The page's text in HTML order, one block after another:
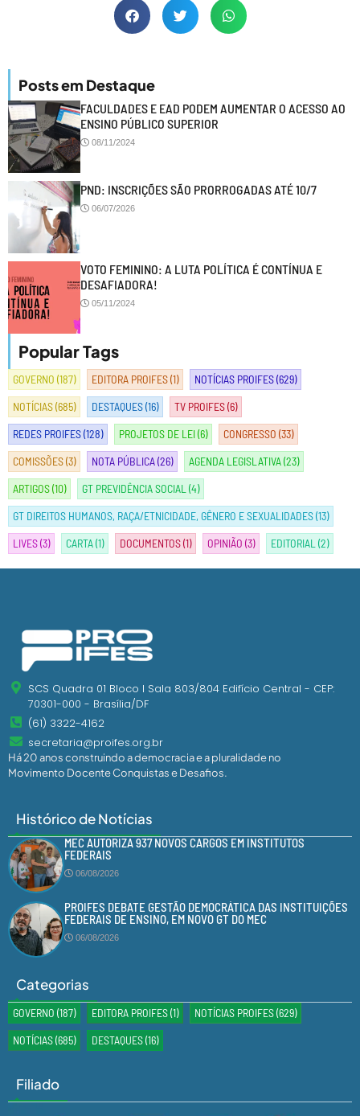
Posts em Destaque
FACULDADES E EAD PODEM AUMENTAR O ACESSO AO
ENSINO PÚBLICO SUPERIOR
08/11/2024
PND: INSCRIÇÕES SÃO PRORROGADAS ATÉ 10/7
06/07/2026
VOTO FEMININO: A LUTA POLÍTICA É CONTÍNUA E
DESAFIADORA!
05/11/2024
Popular Tags
GOVERNO (187) EDITORA PROIFES(1) NOTÍCIAS PROIFES(629)
NOTÍCIAS(685) DESTAQUES(16) TV PROIFES(6)
REDES PROIFES(128) PROJETOS DE LEI(6) CONGRESSO (33)
COMISSÕES(3) NOTA PÚBLICA(26) AGENDA LEGISLATIVA(23)
ARTIGOS(10) GT PREVIDÊNCIA SOCIAL (4)
GT DIREITOS HUMANOS, RAÇA/ETNICIDADE, GÊNERO E SEXUALIDADES(13)
LIVES(3) CARTA(1) DOCUMENTOS(1) OPINIÃO (3) EDITORIAL (2)
SCS Quadra 01 Bloco I Sala 803/804 Edifício Central - CEP:
70301-000 - Brasília/DF
(61) 3322-4162
secretaria@proifes.org.br
Há 20 anos construindo a democracia e a pluralidade no
Movimento Docente Conquistas e Desafios.
Histórico de Notícias
MEC AUTORIZA 937 NOVOS CARGOS EM INSTITUTOS
FEDERAIS
06/08/2026
PROIFES DEBATE GESTÃO DEMOCRÁTICA DAS INSTITUIÇÕES
FEDERAIS DE ENSINO, EM NOVO GT DO MEC
06/08/2026
Categorias
GOVERNO (187) EDITORA PROIFES(1) NOTÍCIAS PROIFES(629)
NOTÍCIAS(685) DESTAQUES(16)
Filiado